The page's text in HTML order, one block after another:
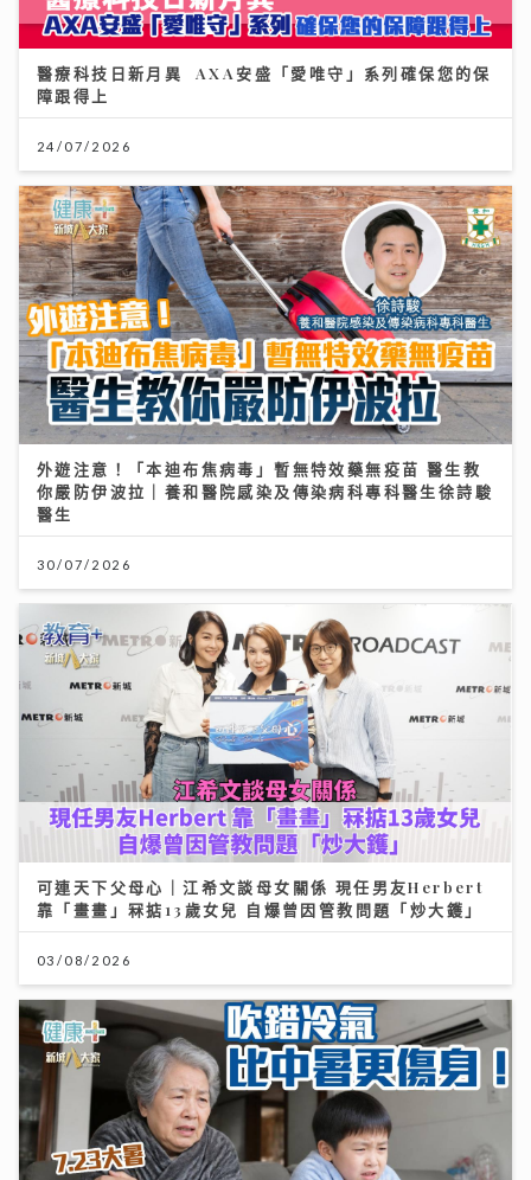
醫療科技日新月異 AXA安盛「愛唯守」系列確保您的保
障跟得上
24/07/2026
外遊注意！「本迪布焦病毒」暫無特效藥無疫苗 醫生教
你嚴防伊波拉｜養和醫院感染及傳染病科專科醫生徐詩駿
醫生
30/07/2026
可連天下父母心｜江希文談母女關係 現任男友Herbert
靠「畫畫」冧掂13歲女兒 自爆曾因管教問題「炒大鑊」
03/08/2026